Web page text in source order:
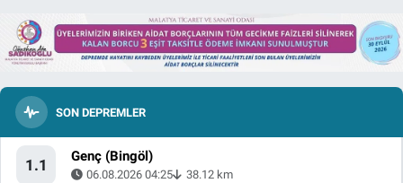
SON DEPREMLER
1.1 Genç (Bingöl)
06.08.2026 04:25 38.12 km